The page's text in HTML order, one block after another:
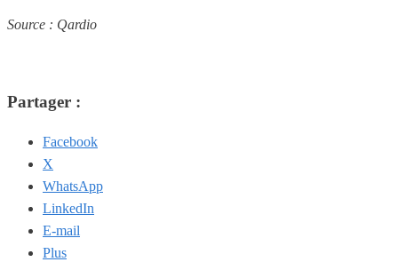
Source : Qardio
Partager :
Facebook
X
WhatsApp
LinkedIn
E-mail
Plus